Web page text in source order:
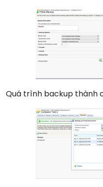
Quá trình backup thành